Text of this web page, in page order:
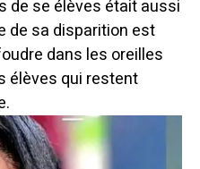
de se élèves était aussi
de sa disparition est
dans les oreilles
élèves qui restent